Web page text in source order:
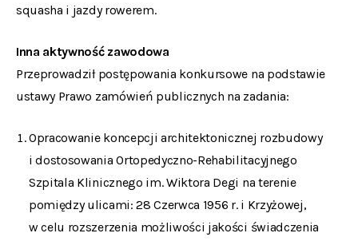
squasha i jazdy rowerem.
Inna aktywność zawodowa
Przeprowadził postępowania konkursowe na podstawie
ustawy Prawo zamówień publicznych na zadania:
Opracowanie koncepcji architektonicznej rozbudowy
i dostosowania Ortopedyczno-Rehabilitacyjnego
Szpitala Klinicznego im. Wiktora Degi na terenie
pomiędzy ulicami: 28 Czerwca 1956 r. i Krzyżowej,
w celu rozszerzenia możliwości jakości świadczenia